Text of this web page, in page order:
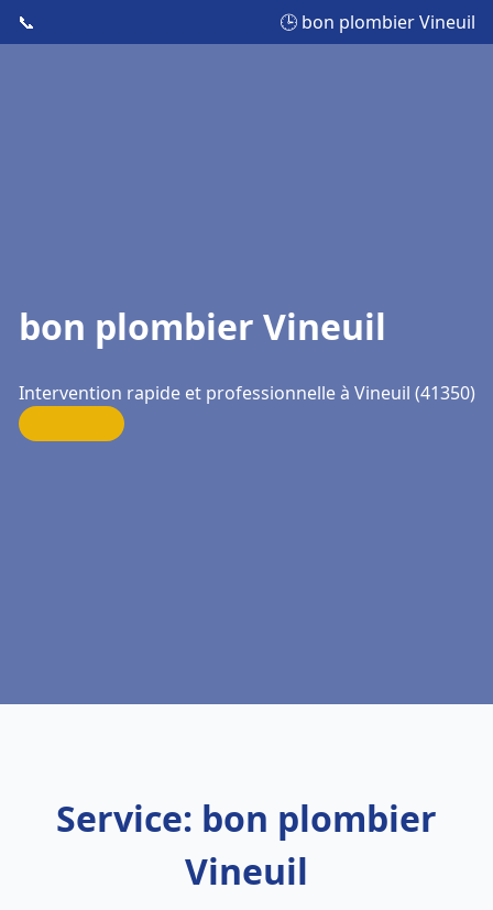
📞 🕒 bon plombier Vineuil
bon plombier Vineuil
Intervention rapide et professionnelle à Vineuil (41350)
Service: bon plombier
Vineuil